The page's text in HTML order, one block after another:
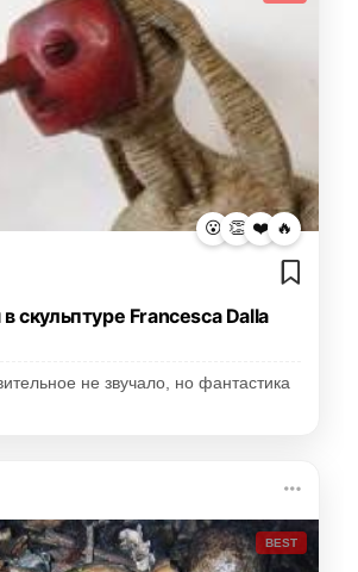
😮 👏 ❤️ 🔥
скульптуре Francesca Dalla
не звучало, но фантастика
BEST